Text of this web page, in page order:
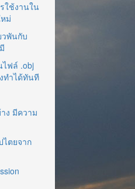
ใช้งานใน
ม่
วพันกับ
ไฟล์ .obj
ทำได้ทันที
ง มีความ
ไตยจาก